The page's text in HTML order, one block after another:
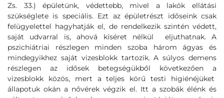
Zs. 33.) épületünk, védettebb, mivel a lakók ellátási
szükséglete is speciális. Ezt az épületrészt időseink csak
felügyelettel hagyhatják el, de rendelkezik szintén védett,
saját udvarral is, ahová kíséret nélkül eljuthatnak. A
pszichiátriai részlegen minden szoba három ágyas és
mindegyikhez saját vizesblokk tartozik. A súlyos demens
részlegen az idősek betegségükből következően a
vizesblokk közös, mert a teljes körű testi higiénéjüket
állapotuk okán a nővérek végzik el. Itt a szobák élénk és